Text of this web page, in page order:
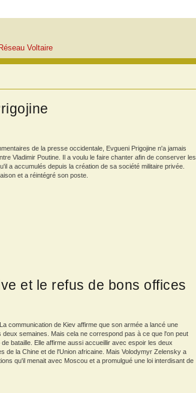
de la presse occidentale, Evgueni Prigojine n'a jamais
Vladimir Poutine. Il a voulu le faire chanter afin de conserver les
a accumulés depuis la création de sa société militaire privée.
et a réintégré son poste.
et le refus de bons offices
communication de Kiev affirme que son armée a lancé une
deux semaines. Mais cela ne correspond pas à ce que l'on peut
bataille. Elle affirme aussi accueillir avec espoir les deux
de la Chine et de l'Union africaine. Mais Volodymyr Zelensky a
qu'il menait avec Moscou et a promulgué une loi interdisant de